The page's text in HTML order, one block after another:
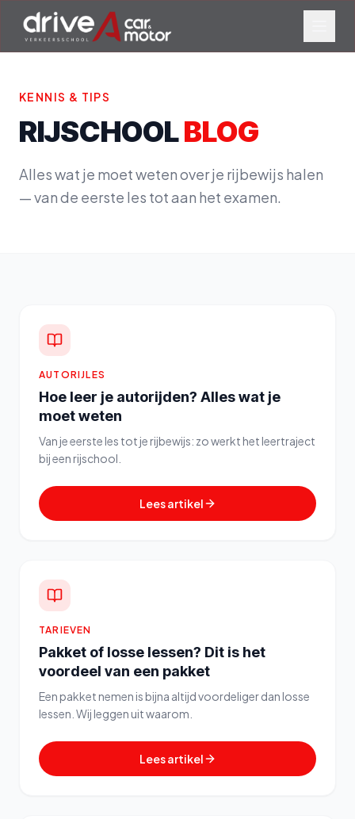
KENNIS & TIPS
RIJSCHOOLBLOG
Alles wat je moet weten over je rijbewijs halen
— van de eerste les tot aan het examen.
AUTORIJLES
Hoe leer je autorijden? Alles wat je
moet weten
Van je eerste les tot je rijbewijs: zo werkt het leertraject
bij een rijschool.
Lees artikel
TARIEVEN
Pakket of losse lessen? Dit is het
voordeel van een pakket
Een pakket nemen is bijna altijd voordeliger dan losse
lessen. Wij leggen uit waarom.
Lees artikel